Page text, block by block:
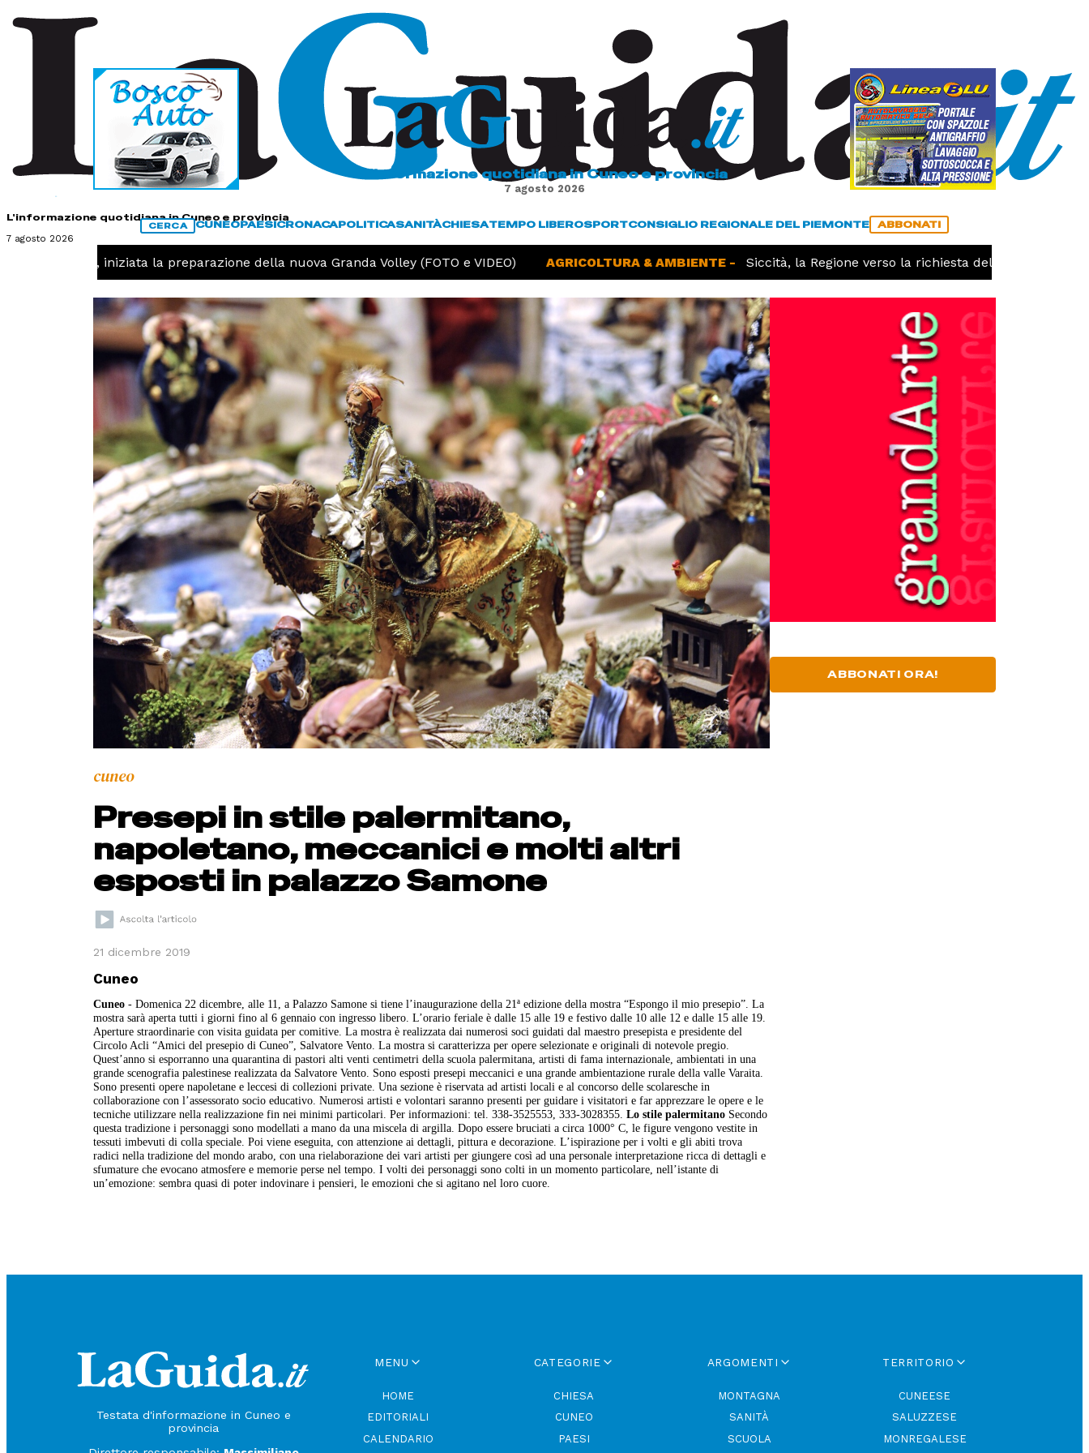
L'informazione quotidiana in Cuneo e provincia
7 agosto 2026
L'informazione quotidiana in Cuneo e provincia
7 agosto 2026
CERCA CUNEOPAESICRONACAPOLITICASANITÀCHIESATEMPO LIBEROSPORTCONSIGLIO REGIONALE DEL PIEMONTE ABBONATI
Pallavolo, iniziata la preparazione della nuova Granda Volley (FOTO e VIDEO) AGRICOLTURA & AMBIENTE - Siccità, la Regione verso la richiesta dello stato di
cuneo
Presepi in stile palermitano,
napoletano, meccanici e molti altri
esposti in palazzo Samone
21 dicembre 2019
Cuneo
Cuneo - Domenica 22 dicembre, alle 11, a Palazzo Samone si tiene l’inaugurazione della 21ª edizione della mostra “Espongo il mio presepio”. La
mostra sarà aperta tutti i giorni fino al 6 gennaio con ingresso libero. L’orario feriale è dalle 15 alle 19 e festivo dalle 10 alle 12 e dalle 15 alle 19.
Aperture straordinarie con visita guidata per comitive. La mostra è realizzata dai numerosi soci guidati dal maestro presepista e presidente del
Circolo Acli “Amici del presepio di Cuneo”, Salvatore Vento. La mostra si caratterizza per opere selezionate e originali di notevole pregio.
Quest’anno si esporranno una quarantina di pastori alti venti centimetri della scuola palermitana, artisti di fama internazionale, ambientati in una
grande scenografia palestinese realizzata da Salvatore Vento. Sono esposti presepi meccanici e una grande ambientazione rurale della valle Varaita.
Sono presenti opere napoletane e leccesi di collezioni private. Una sezione è riservata ad artisti locali e al concorso delle scolaresche in
collaborazione con l’assessorato socio educativo. Numerosi artisti e volontari saranno presenti per guidare i visitatori e far apprezzare le opere e le
tecniche utilizzare nella realizzazione fin nei minimi particolari. Per informazioni: tel. 338-3525553, 333-3028355.Lo stile palermitano Secondo
questa tradizione i personaggi sono modellati a mano da una miscela di argilla. Dopo essere bruciati a circa 1000° C, le figure vengono vestite in
tessuti imbevuti di colla speciale. Poi viene eseguita, con attenzione ai dettagli, pittura e decorazione. L’ispirazione per i volti e gli abiti trova
radici nella tradizione del mondo arabo, con una rielaborazione dei vari artisti per giungere così ad una personale interpretazione ricca di dettagli e
sfumature che evocano atmosfere e memorie perse nel tempo. I volti dei personaggi sono colti in un momento particolare, nell’istante di
un’emozione: sembra quasi di poter indovinare i pensieri, le emozioni che si agitano nel loro cuore.
ABBONATI ORA!
Testata d'informazione in Cuneo e
provincia
MENU
HOME
EDITORIALI
CALENDARIO
CATEGORIE
CHIESA
CUNEO
PAESI
ARGOMENTI
MONTAGNA
SANITÀ
SCUOLA
TERRITORIO
CUNEESE
SALUZZESE
MONREGALESE